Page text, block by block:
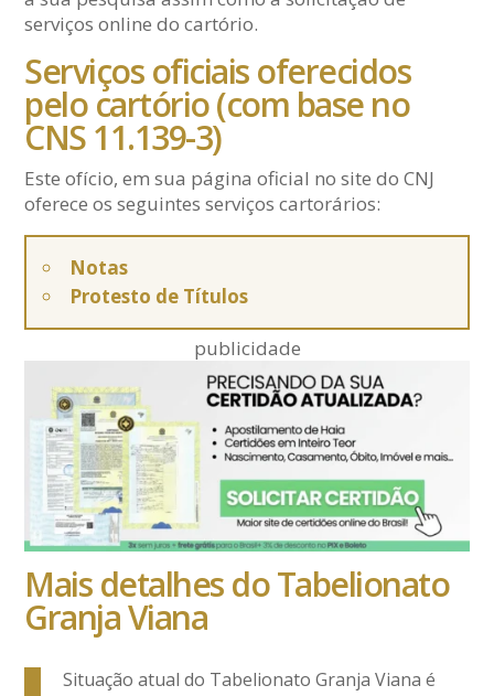
serviços online do cartório.
Serviços oficiais oferecidos
pelo cartório (com base no
CNS 11.139-3)
Este ofício, em sua página oficial no site do CNJ
oferece os seguintes serviços cartorários:
Notas
Protesto de Títulos
publicidade
Mais detalhes do Tabelionato
Granja Viana
Situação atual do Tabelionato Granja Viana é